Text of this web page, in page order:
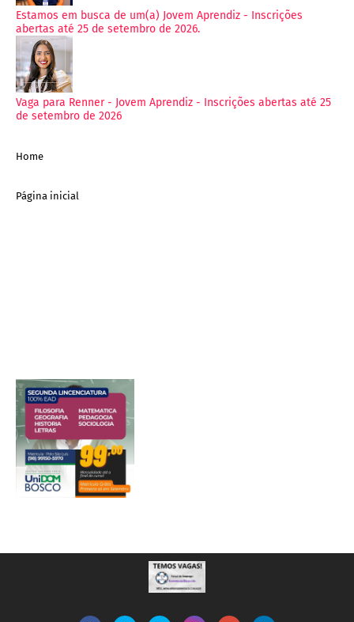
Estamos em busca de um(a) Jovem Aprendiz - Inscrições
abertas até 25 de setembro de 2026.
Vaga para Renner - Jovem Aprendiz - Inscrições abertas até 25
de setembro de 2026
Home
Página inicial